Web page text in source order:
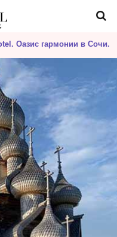
Оазис гармонии в Сочи.